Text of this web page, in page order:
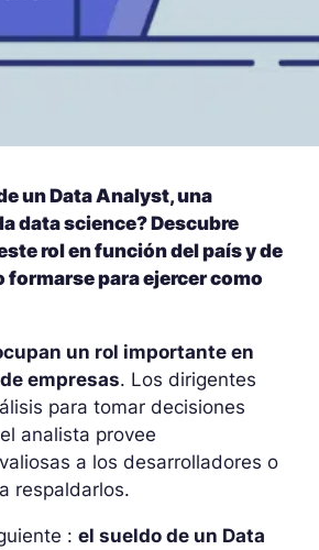
un Data Analyst, una
data science? Descubre
rol en función del país y de
formarse para ejercer como
un rol importante en
empresas. Los dirigentes
para tomar decisiones
analista provee
a los desarrolladores o
respaldarlos.
: el sueldo de un Data